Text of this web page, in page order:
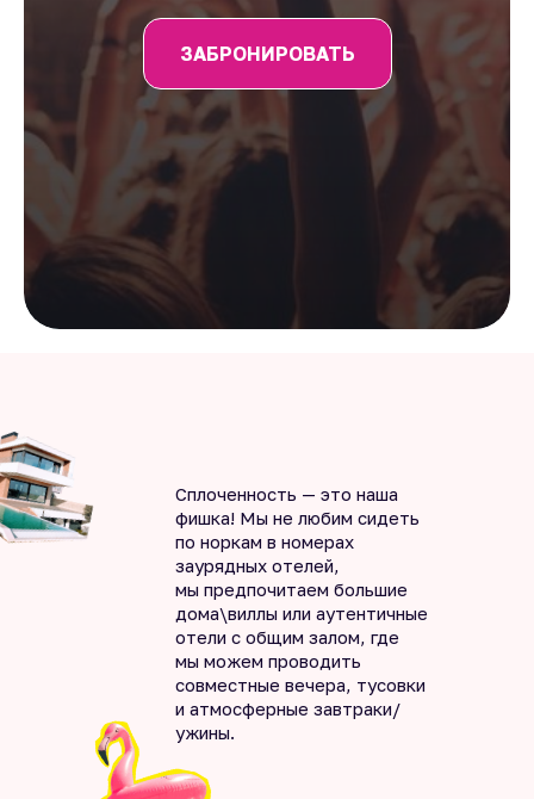
ЗАБРОНИРОВАТЬ
Сплоченность — это наша
фишка! Мы не любим сидеть
по норкам в номерах
заурядных отелей,
мы предпочитаем большие
дома\виллы или аутентичные
отели с общим залом, где
мы можем проводить
совместные вечера, тусовки
и атмосферные завтраки/
ужины.